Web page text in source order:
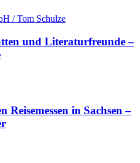
und Literaturfreunde –
Reisemessen in Sachsen –